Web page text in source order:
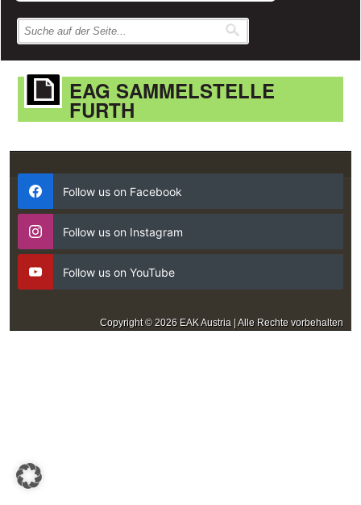
EAG SAMMELSTELLE
FURTH
Follow us on Facebook
Follow us on Instagram
Follow us on YouTube
Copyright © 2026 EAK Austria | Alle Rechte vorbehalten